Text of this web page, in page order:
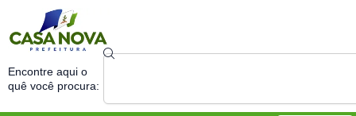
para
conteúdo
Encontre aqui o
quê você procura:
Search